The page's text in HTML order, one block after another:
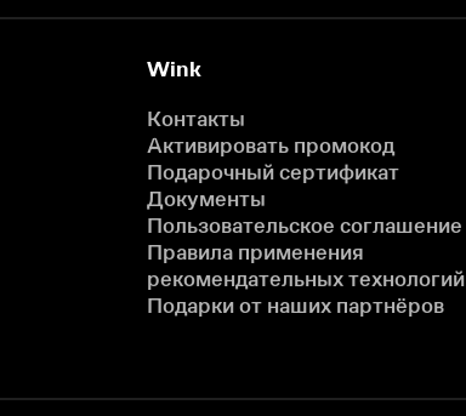
Wink
Контакты
Активировать промокод
Подарочный сертификат
Документы
Пользовательское соглашение
Правила применения
рекомендательных технологий
Подарки от наших партнёров